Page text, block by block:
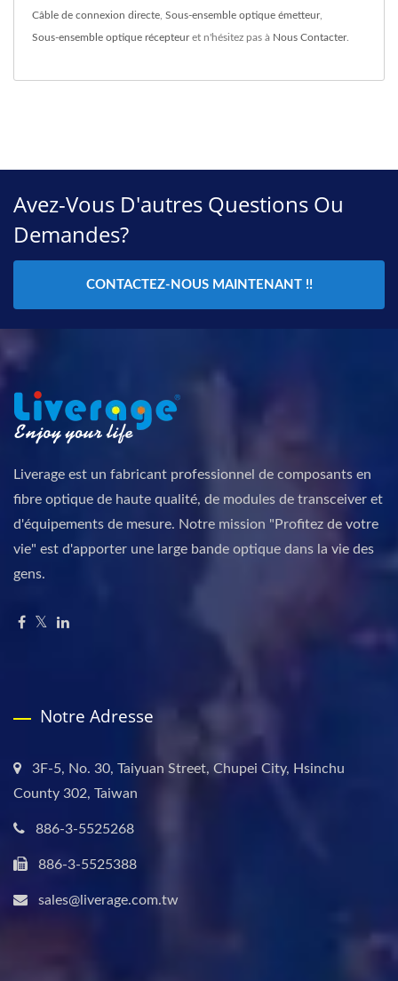
Câble de connexion directe Sous-ensemble optique émetteur,
Sous-ensemble optique récepteuret n'hésitez pas à Nous Contacter.
Avez-Vous D'autres Questions Ou
Demandes?
CONTACTEZ-NOUS MAINTENANT !!
Liverage est un fabricant professionnel de composants en
fibre optique de haute qualité, de modules de transceiver et
d'équipements de mesure. Notre mission "Profitez de votre
vie" est d'apporter une large bande optique dans la vie des
gens.
Notre Adresse
3F-5, No. 30, Taiyuan Street, Chupei City, Hsinchu
County 302, Taiwan
886-3-5525268
886-3-5525388
sales@liverage.com.tw